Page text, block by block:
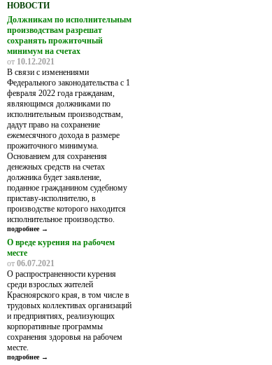
НОВОСТИ
Должникам по исполнительным
производствам разрешат
сохранять прожиточный
минимум на счетах
от 10.12.2021
В связи c изменениями
Федерального законодательства с 1
февраля 2022 года гражданам,
являющимся должниками по
исполнительным производствам,
дадут право на сохранение
ежемесячного дохода в размере
прожиточного минимума.
Основанием для сохранения
денежных средств на счетах
должника будет заявление,
поданное гражданином судебному
приставу-исполнителю, в
производстве которого находится
исполнительное производство.
подробнее →
О вреде курения на рабочем
месте
от 06.07.2021
О распространенности курения
среди взрослых жителей
Красноярского края, в том числе в
трудовых коллективах организаций
и предприятиях, реализующих
корпоративные программы
сохранения здоровья на рабочем
месте.
подробнее →